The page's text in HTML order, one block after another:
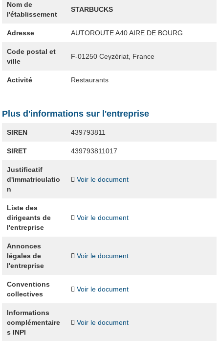
Nom de
l'établissement
STARBUCKS
Adresse AUTOROUTE A40 AIRE DE BOURG
Code postal et
ville
F-01250 Ceyzériat, France
Activité Restaurants
Plus d'informations sur l'entreprise
SIREN 439793811
SIRET 439793811017
Justificatif
d'immatriculatio
n
Voir le document
Liste des
dirigeants de
l'entreprise
Voir le document
Annonces
légales de
l'entreprise
Voir le document
Conventions
collectives
Voir le document
Informations
complémentaire
s INPI
Voir le document